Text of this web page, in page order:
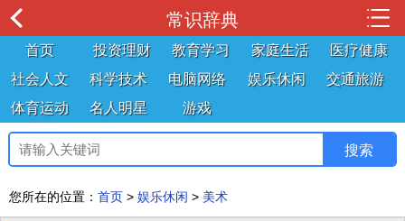
常识辞典
首页 投资理财 教育学习 家庭生活
医疗健康
社会人文
科学技术 电脑网络 娱乐休闲
交通旅游
体育运动
名人明星 游戏
您所在的位置： 首页 > 娱乐休闲 > 美术